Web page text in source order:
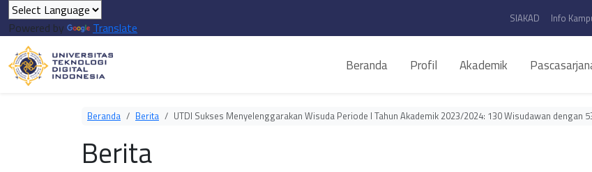
Powered by Translate
SIAKAD Info
Beranda Profil Akademik
Beranda Berita UTDI Sukses Menyelenggarakan Wisuda Periode I Tahun Akademik 2023/2024: 130 Wisudawan dengan
Berita